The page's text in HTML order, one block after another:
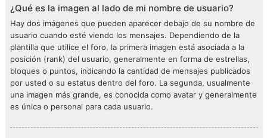
¿Qué es la imagen al lado de mi nombre de usuario?
Hay dos imágenes que pueden aparecer debajo de su nombre de
usuario cuando esté viendo los mensajes. Dependiendo de la
plantilla que utilice el foro, la primera imagen está asociada a la
posición (rank) del usuario, generalmente en forma de estrellas,
bloques o puntos, indicando la cantidad de mensajes publicados
por usted o su estatus dentro del foro. La segunda, usualmente
una imagen más grande, es conocida como avatar y generalmente
es única o personal para cada usuario.